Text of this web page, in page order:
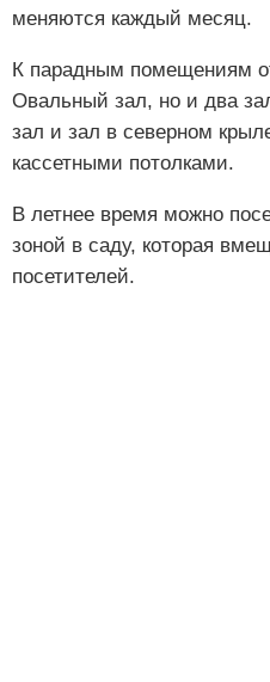
меняются каждый месяц.
К парадным помещениям
Овальный зал, но и два
зал и зал в северном
кассетными потолками.
В летнее время можно
зоной в саду, которая
посетителей.